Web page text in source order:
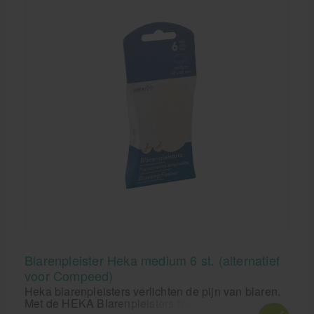
Blarenpleister Heka medium 6 st. (alternatief
voor Compeed)
Heka blarenpleisters verlichten de pijn van blaren.
Met de HEKA Blarenpleisters Medium loop je